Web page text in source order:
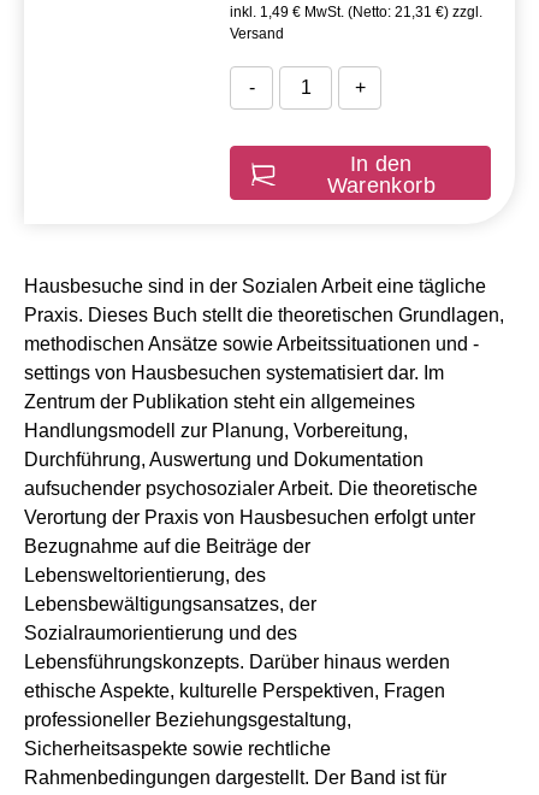
inkl. 1,49 € MwSt. (Netto: 21,31 €) zzgl.
Versand
- +
In den
Warenkorb
Hausbesuche sind in der Sozialen Arbeit eine tägliche
Praxis. Dieses Buch stellt die theoretischen Grundlagen,
methodischen Ansätze sowie Arbeitssituationen und -
settings von Hausbesuchen systematisiert dar. Im
Zentrum der Publikation steht ein allgemeines
Handlungsmodell zur Planung, Vorbereitung,
Durchführung, Auswertung und Dokumentation
aufsuchender psychosozialer Arbeit. Die theoretische
Verortung der Praxis von Hausbesuchen erfolgt unter
Bezugnahme auf die Beiträge der
Lebensweltorientierung, des
Lebensbewältigungsansatzes, der
Sozialraumorientierung und des
Lebensführungskonzepts. Darüber hinaus werden
ethische Aspekte, kulturelle Perspektiven, Fragen
professioneller Beziehungsgestaltung,
Sicherheitsaspekte sowie rechtliche
Rahmenbedingungen dargestellt. Der Band ist für